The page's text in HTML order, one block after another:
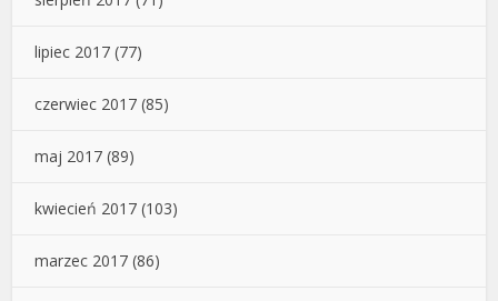
lipiec 2017 (77)
czerwiec 2017 (85)
maj 2017 (89)
kwiecień 2017 (103)
marzec 2017 (86)